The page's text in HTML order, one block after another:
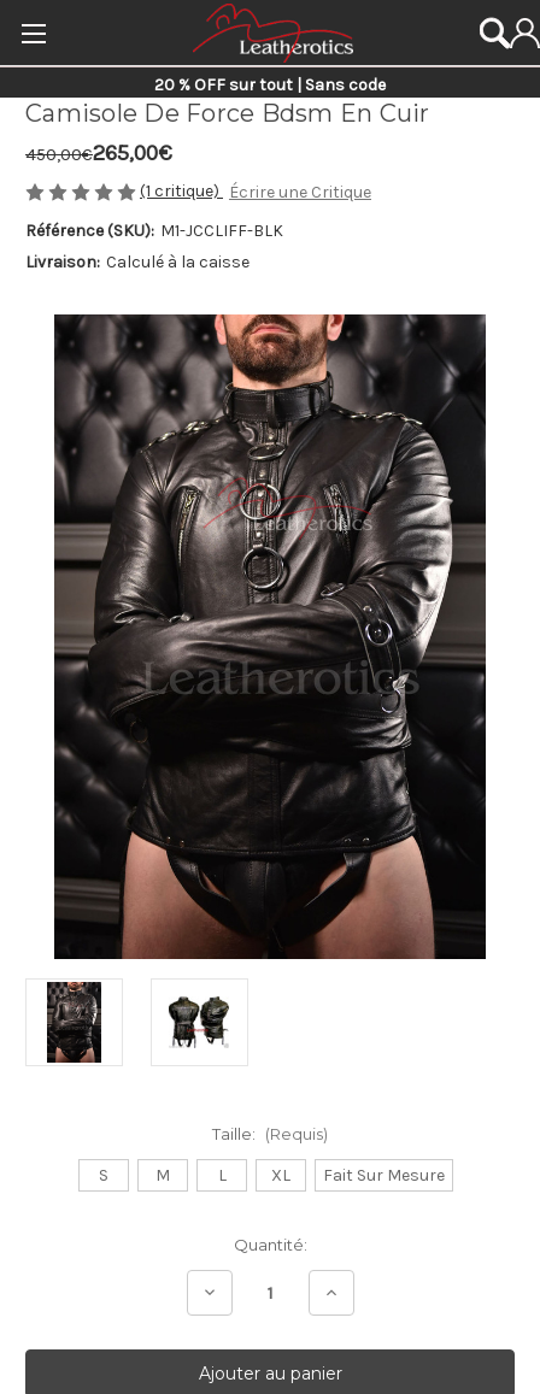
20 % OFF sur tout | Sans code
Camisole De Force Bdsm En Cuir
450,00€265,00€
(1 critique)
Écrire une Critique
Référence (SKU): M1-JCCLIFF-BLK
Livraison: Calculé à la caisse
Taille: (Requis)
S M L XL Fait Sur Mesure
Quantité:
Diminuer Augmenter